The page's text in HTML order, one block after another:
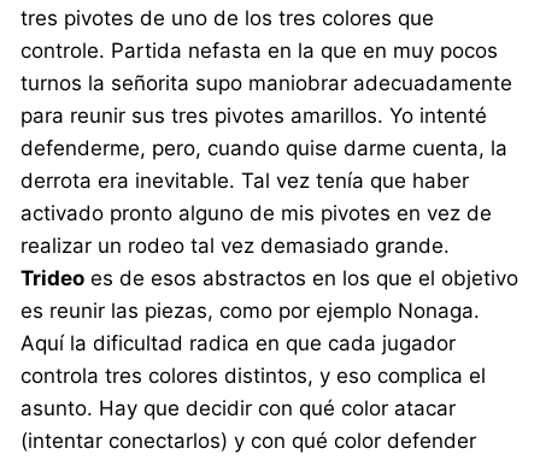
tres pivotes de uno de los tres colores que
controle. Partida nefasta en la que en muy pocos
turnos la señorita supo maniobrar adecuadamente
para reunir sus tres pivotes amarillos. Yo intenté
defenderme, pero, cuando quise darme cuenta, la
derrota era inevitable. Tal vez tenía que haber
activado pronto alguno de mis pivotes en vez de
realizar un rodeo tal vez demasiado grande.
Trideo es de esos abstractos en los que el objetivo
es reunir las piezas, como por ejemplo Nonaga.
Aquí la dificultad radica en que cada jugador
controla tres colores distintos, y eso complica el
asunto. Hay que decidir con qué color atacar
(intentar conectarlos) y con qué color defender